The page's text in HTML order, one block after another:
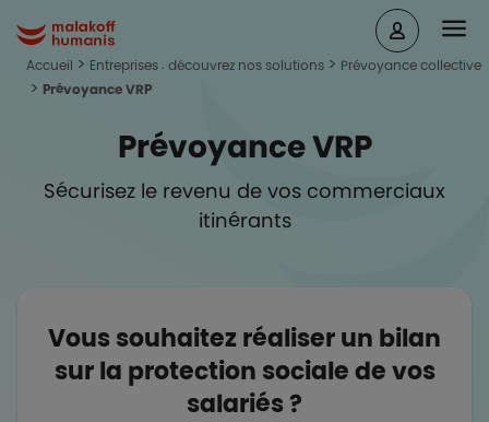
Malakoff Humanis Accueil
Accueil Entreprises : découvrez nos solutions
Prévoyance collective
Prévoyance VRP
Prévoyance VRP
Sécurisez le revenu de vos commerciaux
itinérants
Vous souhaitez réaliser un bilan
sur la protection sociale de vos
salariés ?